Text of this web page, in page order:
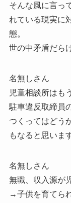
そんな風に言っ
れている現実に
態。
世の中矛盾だら
名無しさん
児童相談所はも
駐車違反取締員
つくってはどう
もなると思いま
名無しさん
無職、収入源が
→子供を育てら